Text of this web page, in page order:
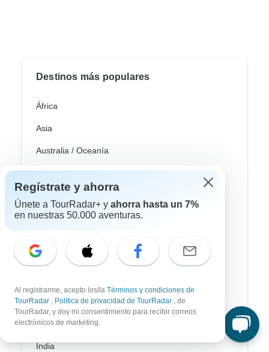
Destinos más populares
África
Asia
Australia / Oceanía
Europa
Latin América
América del Sur
Marruecos
Bali
India
Regístrate y ahorra
Únete a TourRadar+ y ahorra hasta un 7%
en nuestras 50.000 aventuras.
Al registrarme, acepto los/la Términos y condiciones de
TourRadar , Política de privacidad de TourRadar , de
TourRadar, y doy mi consentimiento para recibir correos
electrónicos de marketing.